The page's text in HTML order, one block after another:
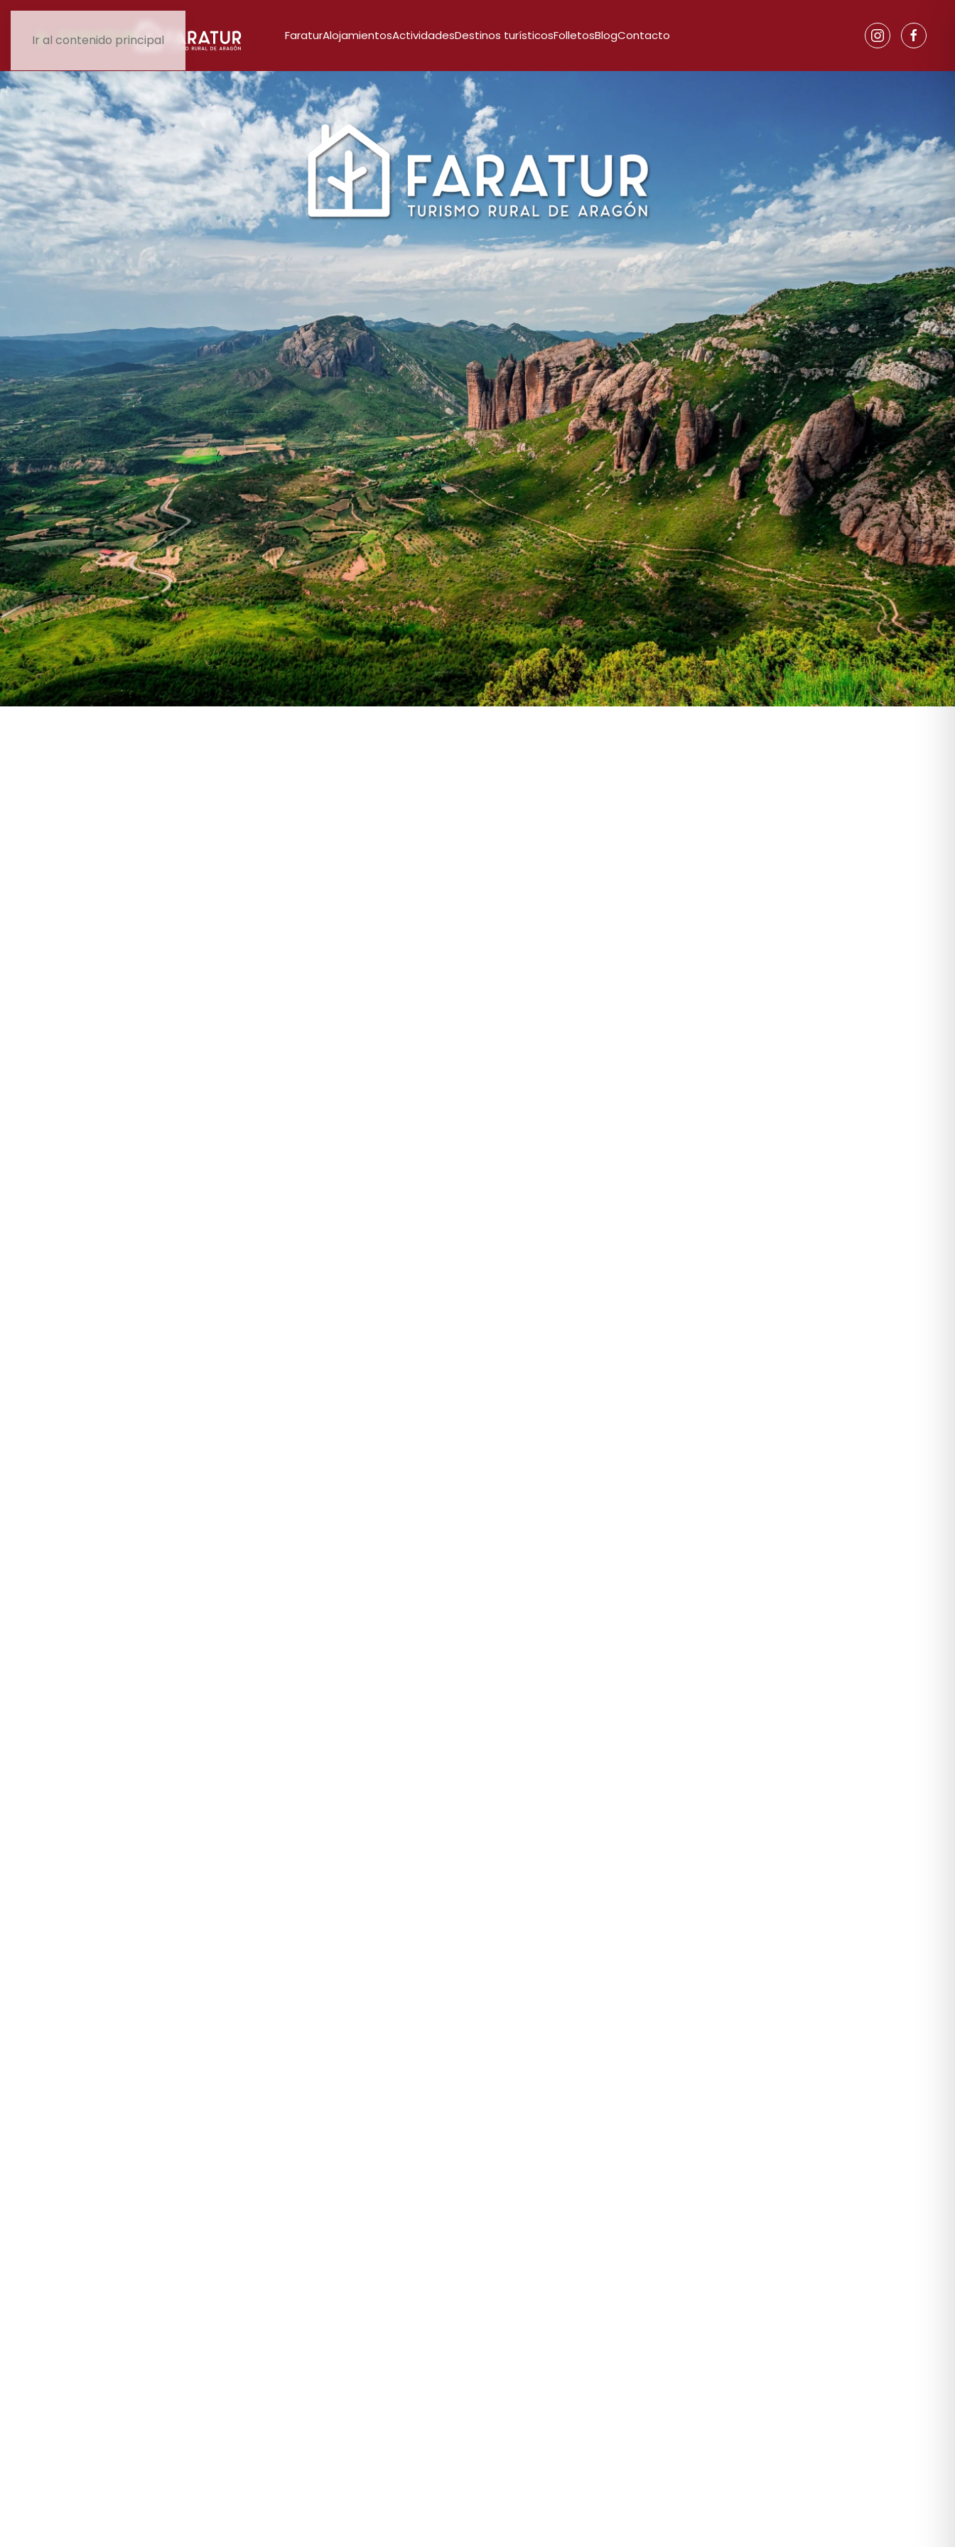
Ir al contenido principal FaraturAlojamientosActividadesDestinos turísticosFolletosBlogContacto